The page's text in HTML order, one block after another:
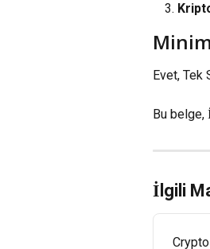
Evet, Tek
Bu belge,
İlgili
Crypto